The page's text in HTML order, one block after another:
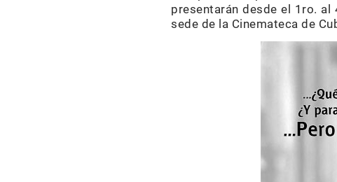
presentarán desde el 1ro.
sede de la Cinemateca de